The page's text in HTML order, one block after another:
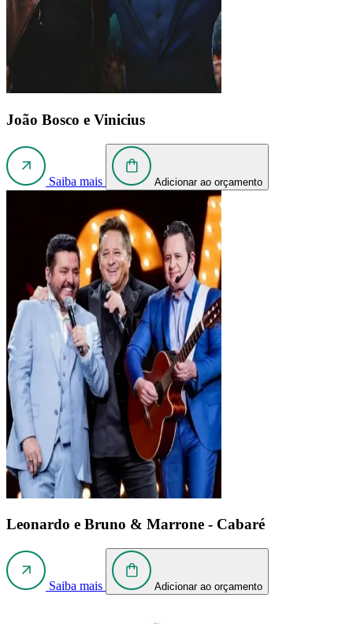
João Bosco e Vinicius
Saiba mais Adicionar ao orçamento
Leonardo e Bruno & Marrone - Cabaré
Saiba mais Adicionar ao orçamento